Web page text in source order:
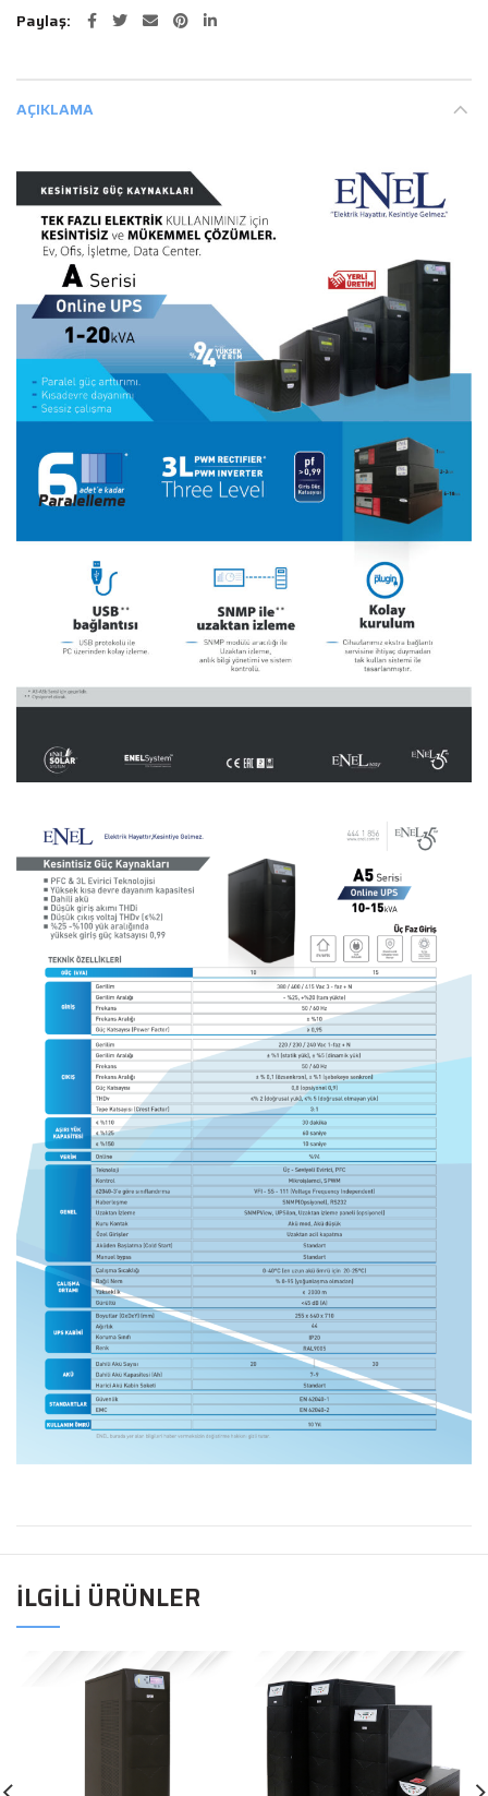
Paylaş
AÇIKLAMA
İLGILI ÜRÜNLER